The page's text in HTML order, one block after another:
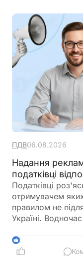
ПДВ06.08.2026
Надання
податківці
Податківці
отримувачем
правилом не
Україні.
умови договору,
первинні
3